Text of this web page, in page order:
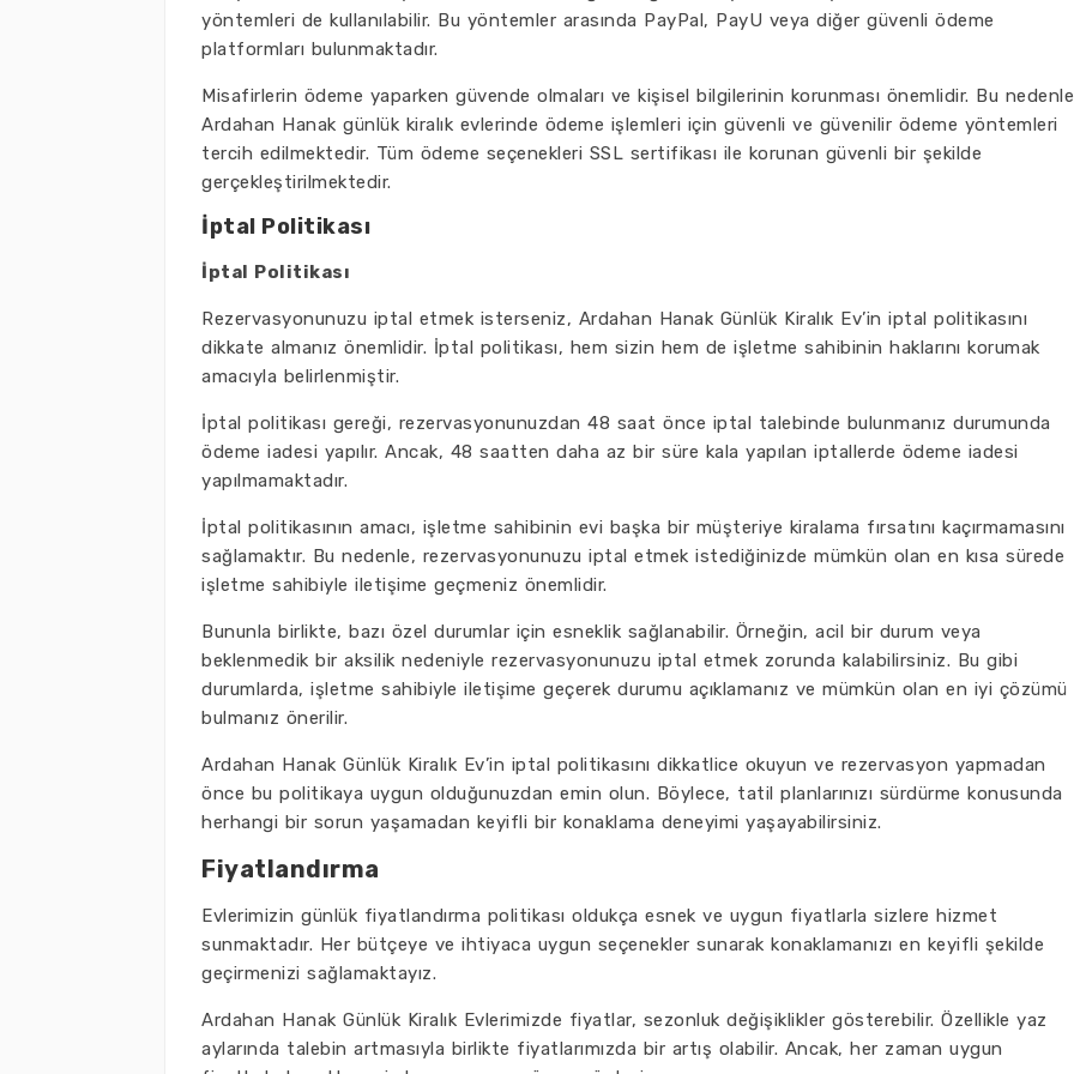
yöntemleri de kullanılabilir. Bu yöntemler arasında PayPal, PayU veya diğer güvenli ödeme
platformları bulunmaktadır.
Misafirlerin ödeme yaparken güvende olmaları ve kişisel bilgilerinin korunması önemlidir. Bu
Ardahan Hanak günlük kiralık evlerinde ödeme işlemleri için güvenli ve güvenilir ödeme yöntemleri
tercih edilmektedir. Tüm ödeme seçenekleri SSL sertifikası ile korunan güvenli bir şekilde
gerçekleştirilmektedir.
İptal Politikası
İptal Politikası
Rezervasyonunuzu iptal etmek isterseniz, Ardahan Hanak Günlük Kiralık Ev’in iptal politikasını
dikkate almanız önemlidir. İptal politikası, hem sizin hem de işletme sahibinin haklarını korumak
amacıyla belirlenmiştir.
İptal politikası gereği, rezervasyonunuzdan 48 saat önce iptal talebinde bulunmanız durumunda
ödeme iadesi yapılır. Ancak, 48 saatten daha az bir süre kala yapılan iptallerde ödeme iadesi
yapılmamaktadır.
İptal politikasının amacı, işletme sahibinin evi başka bir müşteriye kiralama fırsatını kaçırmamasını
sağlamaktır. Bu nedenle, rezervasyonunuzu iptal etmek istediğinizde mümkün olan en kısa sürede
işletme sahibiyle iletişime geçmeniz önemlidir.
Bununla birlikte, bazı özel durumlar için esneklik sağlanabilir. Örneğin, acil bir durum veya
beklenmedik bir aksilik nedeniyle rezervasyonunuzu iptal etmek zorunda kalabilirsiniz. Bu gibi
durumlarda, işletme sahibiyle iletişime geçerek durumu açıklamanız ve mümkün olan en iyi çözümü
bulmanız önerilir.
Ardahan Hanak Günlük Kiralık Ev’in iptal politikasını dikkatlice okuyun ve rezervasyon yapmadan
önce bu politikaya uygun olduğunuzdan emin olun. Böylece, tatil planlarınızı sürdürme konusunda
herhangi bir sorun yaşamadan keyifli bir konaklama deneyimi yaşayabilirsiniz.
Fiyatlandırma
Evlerimizin günlük fiyatlandırma politikası oldukça esnek ve uygun fiyatlarla sizlere hizmet
sunmaktadır. Her bütçeye ve ihtiyaca uygun seçenekler sunarak konaklamanızı en keyifli şekilde
geçirmenizi sağlamaktayız.
Ardahan Hanak Günlük Kiralık Evlerimizde fiyatlar, sezonluk değişiklikler gösterebilir. Özellikle yaz
aylarında talebin artmasıyla birlikte fiyatlarımızda bir artış olabilir. Ancak, her zaman uygun